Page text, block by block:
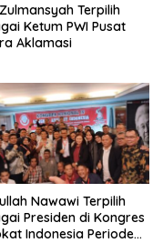
Terpilih
Ketum PWI Pusat
Aklamasi
Nawawi Terpilih
Presiden di Kongres
Indonesia Periode